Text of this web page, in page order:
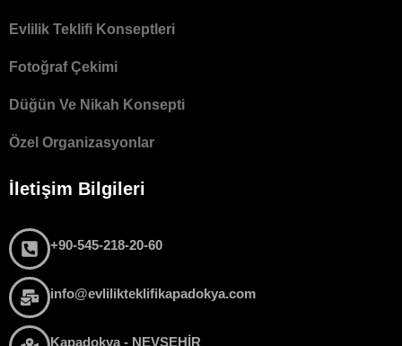
Evlilik Teklifi Konseptleri
Fotoğraf Çekimi
Düğün Ve Nikah Konsepti
Özel Organizasyonlar
İletişim Bilgileri
+90-545-218-20-60
info@evlilikteklifikapadokya.com
Kapadokya - NEVŞEHİR